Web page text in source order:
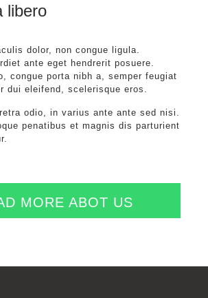
libero
dolor, non congue ligula.
ante eget hendrerit posuere.
congue porta nibh a, semper feugiat
dui eleifend, scelerisque eros.
odio, in varius ante ante sed nisi.
penatibus et magnis dis parturient
MORE ABOT US